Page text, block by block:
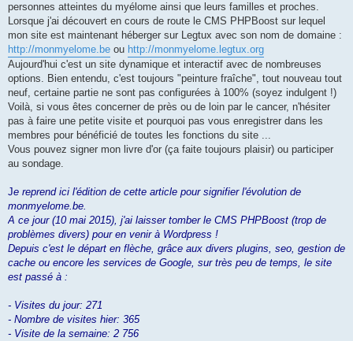
personnes atteintes du myélome ainsi que leurs familles et proches.
Lorsque j'ai découvert en cours de route le CMS PHPBoost sur lequel
mon site est maintenant héberger sur Legtux avec son nom de domaine :
http://monmyelome.be ou http://monmyelome.legtux.org
Aujourd'hui c'est un site dynamique et interactif avec de nombreuses
options. Bien entendu, c'est toujours "peinture fraîche", tout nouveau tout
neuf, certaine partie ne sont pas configurées à 100% (soyez indulgent !)
Voilà, si vous êtes concerner de près ou de loin par le cancer, n'hésiter
pas à faire une petite visite et pourquoi pas vous enregistrer dans les
membres pour bénéficié de toutes les fonctions du site ...
Vous pouvez signer mon livre d'or (ça faite toujours plaisir) ou participer
au sondage.
Je reprend ici l'édition de cette article pour signifier l'évolution de
monmyelome.be.
A ce jour (10 mai 2015), j'ai laisser tomber le CMS PHPBoost (trop de
problèmes divers) pour en venir à Wordpress !
Depuis c'est le départ en flèche, grâce aux divers plugins, seo, gestion de
cache ou encore les services de Google, sur très peu de temps, le site
est passé à :
- Visites du jour: 271
- Nombre de visites hier: 365
- Visite de la semaine: 2 756